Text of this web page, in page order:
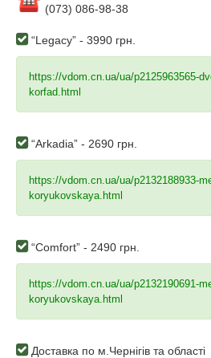
(073) 086-98-38
“Legacy” - 3990 грн.
https://vdom.cn.ua/ua/p2125963565-
korfad.html
“Arkadia” - 2690 грн.
https://vdom.cn.ua/ua/p2132188933-
koryukovskaya.html
“Comfort” - 2490 грн.
https://vdom.cn.ua/ua/p2132190691-
koryukovskaya.html
Доставка по м.Чернігів та області